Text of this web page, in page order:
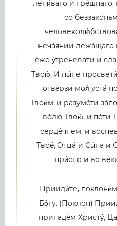
лени́ваго и
со
нечáянии лежáщаго
éже у́треневати и
Твою́. И ны́не
отвéрзи моя́ устá
Твои́м, и разумéти
вóлю Твою́, и пéти
сердéчнем, и
Твоé, Отцá и Сы́на и
при́сно и во
Прииди́те,
Бо́гу. (Поклон)
припадéм Христу́,